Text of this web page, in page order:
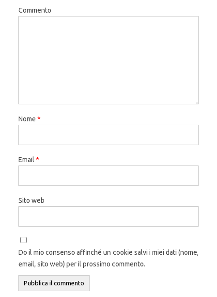
Commento
Nome *
Email *
Sito web
Do il mio consenso affinché un cookie salvi i miei dati (nome,
email, sito web) per il prossimo commento.